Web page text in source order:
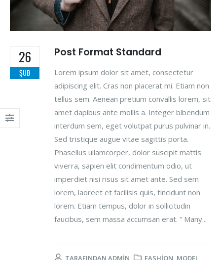
26
ŞUB
Post Format Standard
Lorem ipsum dolor sit amet, consectetur
adipiscing elit. Cras non placerat mi. Etiam non
tellus sem. Aenean pretium convallis lorem, sit
amet dapibus ante mollis a. Integer bibendum
interdum sem, eget volutpat purus pulvinar in.
Sed tristique augue vitae sagittis porta.
Phasellus ullamcorper, dolor suscipit mattis
viverra, sapien elit condimentum odio, ut
imperdiet nisi risus sit amet ante. Sed sem
lorem, laoreet et facilisis quis, tincidunt non
lorem. Etiam tempus, dolor in sollicitudin
faucibus, sem massa accumsan erat. “ Many...